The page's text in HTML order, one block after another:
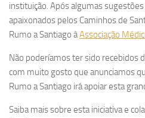
instituição. Após algumas
apaixonados pelos Caminhos de
Rumo a Santiago àAssociação
Não poderíamos ter sido recebidos
com muito gosto que anunciamos
Rumo a Santiago irá apoiar esta
Saiba mais sobre esta iniciativa e